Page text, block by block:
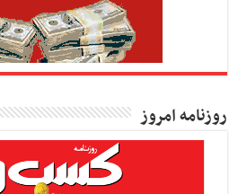
روزنامه امروز